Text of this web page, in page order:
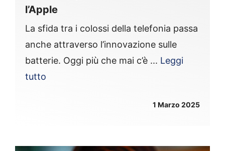
l’Apple
La sfida tra i colossi della telefonia passa
anche attraverso l’innovazione sulle
batterie. Oggi più che mai c’è ... Leggi
tutto
1 Marzo 2025